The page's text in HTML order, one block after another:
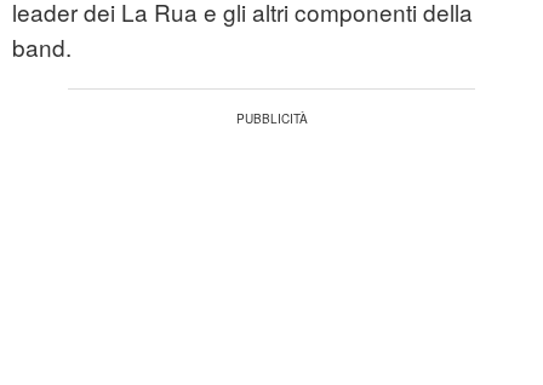
leader dei La Rua e gli altri componenti della
band.